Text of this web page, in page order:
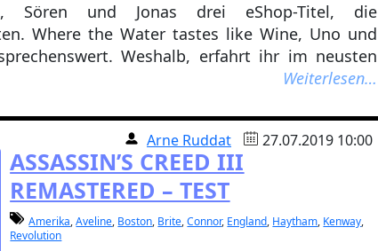
Sören und Jonas drei eShop-Titel, die
Where the Water tastes like Wine, Uno und
Weshalb, erfahrt ihr im neusten
Weiterlesen…
Arne Ruddat 27.07.2019 10:00
ASSASSIN’S CREED III
REMASTERED – TEST
Amerika,Aveline, Boston, Brite,Connor, England, Haytham, Kenway,
Revolution